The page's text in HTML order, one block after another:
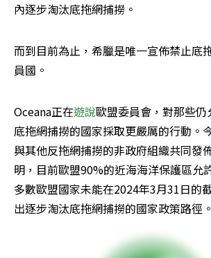
內逐步淘汰底拖網捕撈。
而到目前為止，希臘是唯一宣佈禁止底
員國。
Oceana正在遊說歐盟委員會，對那些
底拖網捕撈的國家採取更嚴厲的行動。
與其他反拖網捕撈的非政府組織共同發
明，目前歐盟90%的近海海洋保護區允
多數歐盟國家未能在2024年3月31日的
出逐步淘汰底拖網捕撈的國家政策路徑。